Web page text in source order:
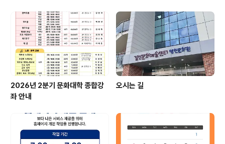
2026년 2분기 문화대학 종합강
좌 안내
오시는 길